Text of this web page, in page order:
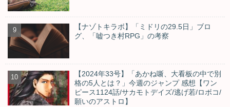
【ナゾトキラボ】「ミドリの29.5日」ブロ
グ、「嘘つき村RPG」の考察
【2024年33号】「あかね噺、大看板の中で別
格の5人とは？」今週のジャンプ 感想【ワン
ピース1124話/サカモトデイズ/逃げ若/ロボコ/
願いのアストロ】